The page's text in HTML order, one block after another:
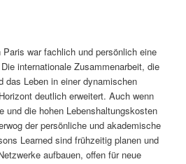
war fachlich und persönlich eine
internationale Zusammenarbeit, die
das Leben in einer dynamischen
deutlich erweitert. Auch wenn
und die hohen Lebenshaltungskosten
der persönliche und akademische
Learned sind frühzeitig planen und
aufbauen, offen für neue